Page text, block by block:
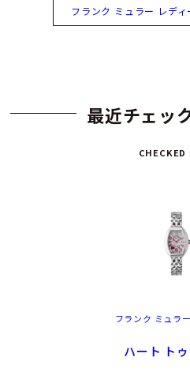
フランク ミュラー レデ
最近チェッ
CHECKED
フランク ミュラ
ハート ト